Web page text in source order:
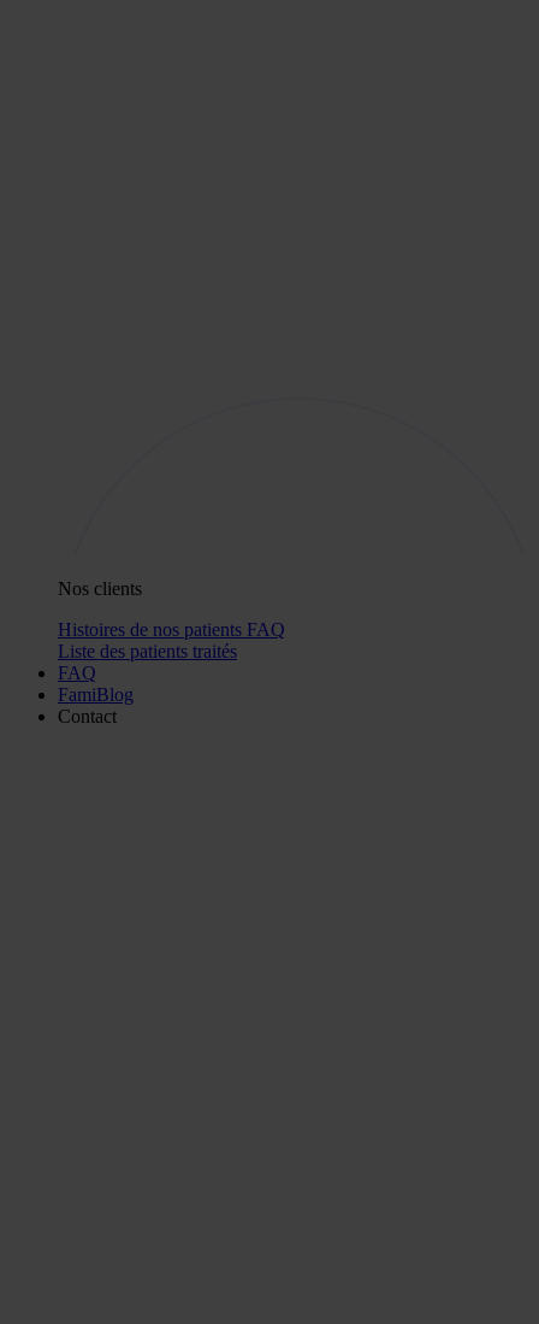
Nos clients
Histoires de nos patients FAQ
Liste des patients traités
FAQ
FamiBlog
Contact